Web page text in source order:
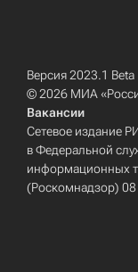
Версия 2023.1 Beta
© 2026 МИА
Вакансии
Сетевое издание
в Федеральной
информационных
(Роскомнадзор) 08